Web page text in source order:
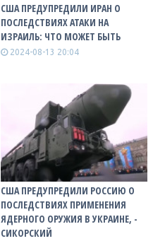
США ПРЕДУПРЕДИЛИ ИРАН О
ПОСЛЕДСТВИЯХ АТАКИ НА
ИЗРАИЛЬ: ЧТО МОЖЕТ БЫТЬ
2024-08-13 20:04
США ПРЕДУПРЕДИЛИ РОССИЮ О
ПОСЛЕДСТВИЯХ ПРИМЕНЕНИЯ
ЯДЕРНОГО ОРУЖИЯ В УКРАИНЕ, -
СИКОРСКИЙ